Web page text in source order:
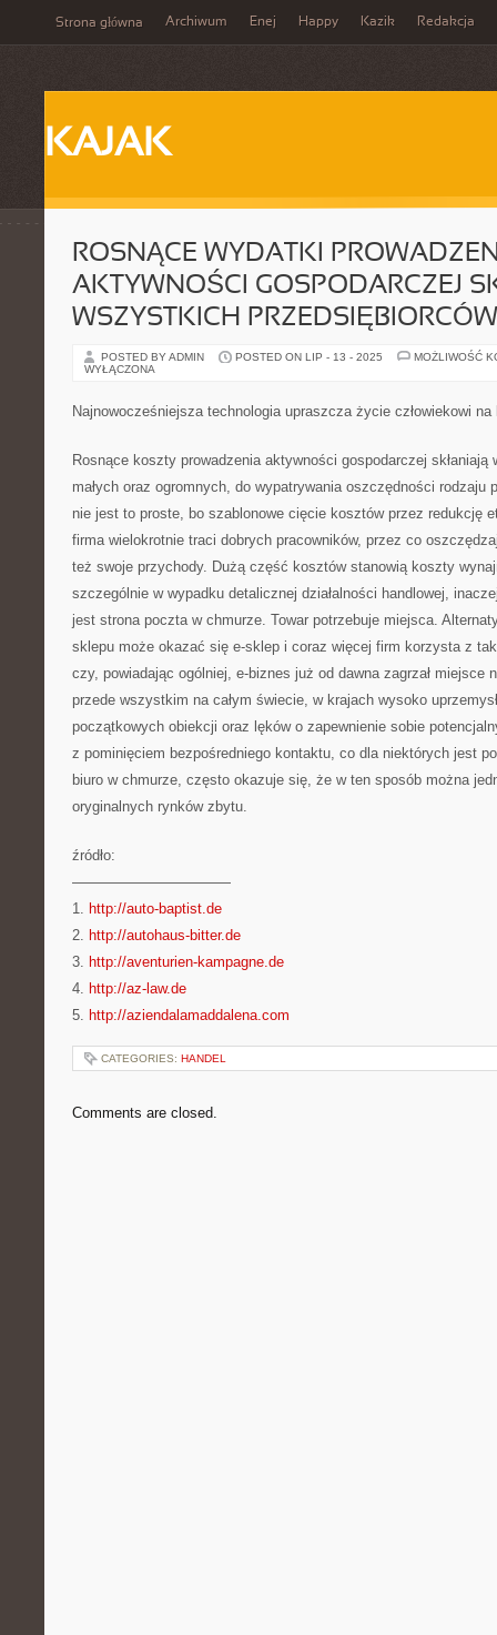
Strona główna Archiwum Enej Happy Kazik Redakcja
KAJAK
ROSNĄCE WYDATKI
AKTYWNOŚCI GOSPODARCZEJ
WSZYSTKICH PRZEDSIĘBIORCÓW
POSTED BY ADMIN POSTED ON LIP - 13 - 2025
MOŻLIWOŚĆ
WYŁĄCZONA
Najnowocześniejsza technologia upraszcza życie człowiekowi
Rosnące koszty prowadzenia aktywności gospodarczej
małych oraz ogromnych, do wypatrywania oszczędności rodzaju
nie jest to proste, bo szablonowe cięcie kosztów przez redukcję
firma wielokrotnie traci dobrych pracowników, przez co
też swoje przychody. Dużą część kosztów stanowią koszty
szczególnie w wypadku detalicznej działalności handlowej,
jest strona poczta w chmurze. Towar potrzebuje miejsca.
sklepu może okazać się e-sklep i coraz więcej firm korzysta z
czy, powiadając ogólniej, e-biznes już od dawna zagrzał miejsce
przede wszystkim na całym świecie, w krajach wysoko
początkowych obiekcji oraz lęków o zapewnienie sobie
z pominięciem bezpośredniego kontaktu, co dla niektórych jest
biuro w chmurze, często okazuje się, że w ten sposób można
oryginalnych rynków zbytu.
źródło:
———————————
1. http://auto-baptist.de
2. http://autohaus-bitter.de
3. http://aventurien-kampagne.de
4. http://az-law.de
5. http://aziendalamaddalena.com
CATEGORIES: HANDEL
Comments are closed.